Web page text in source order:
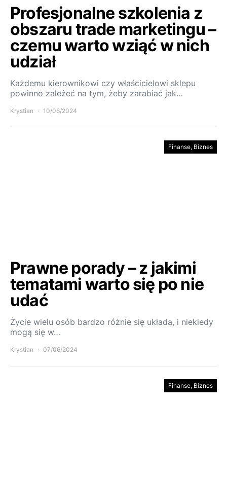
Profesjonalne szkolenia z
obszaru trade marketingu –
czemu warto wziąć w nich
udział
Każdemu kierownikowi czy właścicielowi sklepu
powinno zależeć na tym, żeby zarabiać jak…
Krystian 10/06/2024
Finanse, Biznes
Prawne porady – z jakimi
tematami warto się po nie
udać
Życie wielu osób bardzo różnie się układa, i niekiedy
mogą się w…
Krystian 07/06/2024
Finanse, Biznes